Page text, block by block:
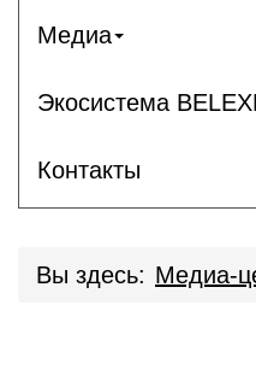
Медиа
Экосистема
Контакты
Вы здесь: Медиа-